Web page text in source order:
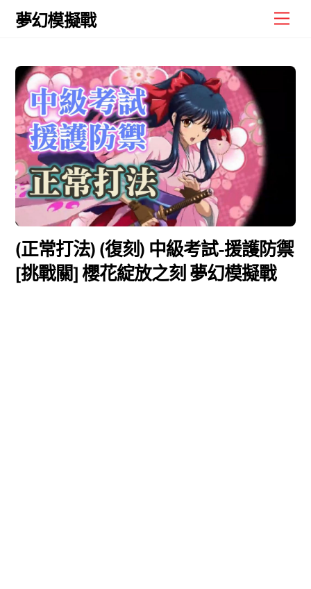
Skip
夢幻模擬戰
(正常打法) (復刻) 中級考試-援護防禦
[挑戰關] 櫻花綻放之刻 夢幻模擬戰